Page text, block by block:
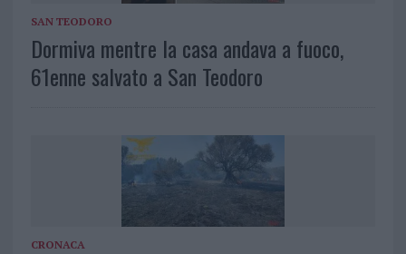
SAN TEODORO
Dormiva mentre la casa andava a fuoco,
61enne salvato a San Teodoro
CRONACA